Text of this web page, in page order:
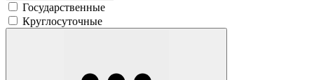
Государственные
Круглосуточные